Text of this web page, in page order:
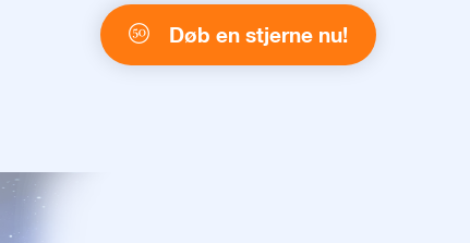
Døb en stjerne nu!